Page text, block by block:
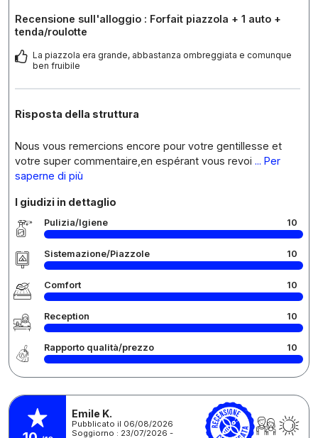
Recensione sull'alloggio : Forfait piazzola + 1 auto +
tenda/roulotte
La piazzola era grande, abbastanza ombreggiata e comunque
ben fruibile
Risposta della struttura
Nous vous remercions encore pour votre gentillesse et
votre super commentaire,en espérant vous revoi ... Per
saperne di più
I giudizi in dettaglio
Pulizia/Igiene 10
Sistemazione/Piazzole 10
Comfort 10
Reception 10
Rapporto qualità/prezzo 10
Emile K.
Pubblicato il 06/08/2026
Soggiorno : 23/07/2026 -